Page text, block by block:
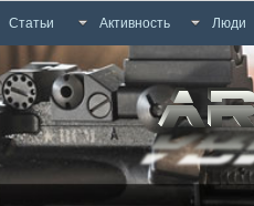
Статьи Активность Люди